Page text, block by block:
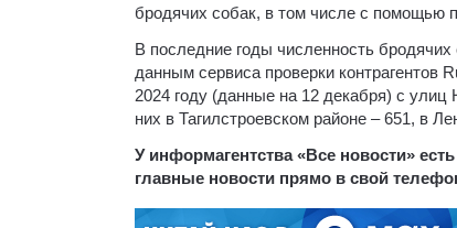
бродячих собак, в том числе с помощью
В последние годы численность бродячих
данным сервиса проверки контрагентов
2024 году (данные на 12 декабря) с улиц
них в Тагилстроевском районе – 651, в
У информагентства «Все новости»
главные новости прямо в свой